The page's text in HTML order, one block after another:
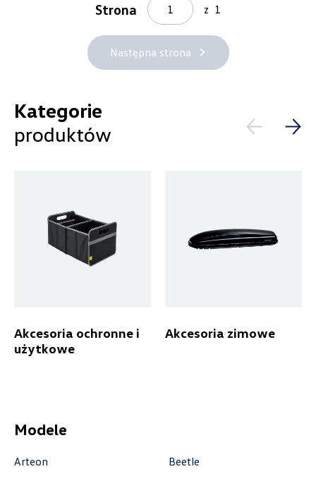
Strona z 1
Następna strona
Kategorie
produktów
Akcesoria ochronne i
użytkowe
Akcesoria zimowe
+48 422 144 586
czesci.brzezinska@zimny.com.pl
ul. Gumniska 36a, Tarnów
+48 146 274 566
Auto Forum
akcesoria@autoforum.pl
Modele
Arteon
Beetle